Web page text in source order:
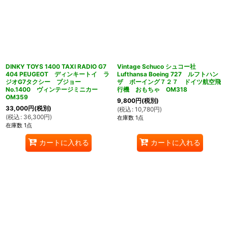
DINKY TOYS 1400 TAXI RADIO G7
404 PEUGEOT ディンキートイ ラ
ジオG7タクシー プジョー
No.1400 ヴィンテージミニカー
OM359
33,000円(税別)
(税込 : 36,300円)
在庫数 1点
カートに入れる
Vintage Schuco シュコー社
Lufthansa Boeing 727 ルフトハン
ザ ボーイング７２７ ドイツ航空飛
行機 おもちゃ OM318
9,800円(税別)
(税込 : 10,780円)
在庫数 1点
カートに入れる